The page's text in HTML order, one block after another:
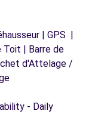
| GPS |
Toit | Barre de
d'Attelage /
- Daily